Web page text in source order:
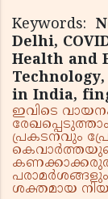
Keywords:
Delhi,
Health and
in India,
ഇവിടെ
പ്രകടനവും
ശക്തമായ